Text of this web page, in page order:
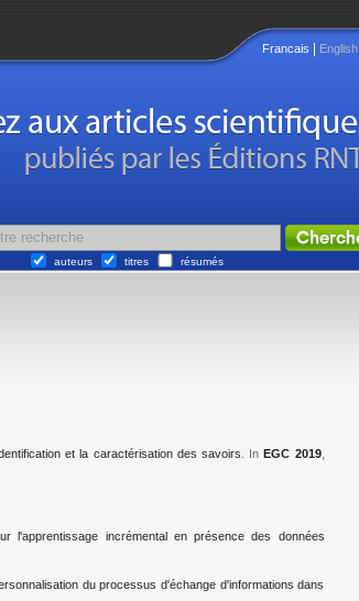
Francais English
auteurs titres résumés
et la caractérisation des savoirs . InEGC 2019,
l'apprentissage incrémental en présence des données
du processus d'échange d'informations dans